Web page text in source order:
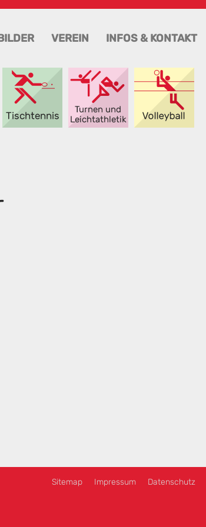
VEREIN INFOS & KONTAKT
Sitemap Impressum Datenschutz